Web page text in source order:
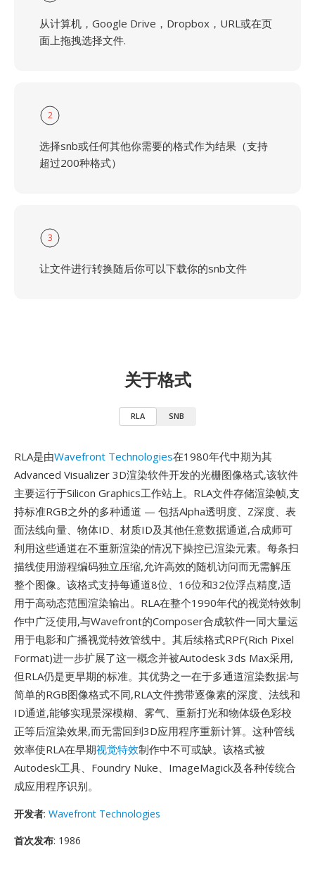
从计算机，Google Drive，Dropbox，URL或在页
面上拖拽选择文件.
2
选择snb或任何其他你需要的格式作为结果（支持
超过200种格式）
3
让文件进行转换随后你可以下载你的snb文件
关于格式
RLA SNB
RLA是由Wavefront Technologies在1980年代中期为其
Advanced Visualizer 3D渲染软件开发的光栅图像格式,该软件
主要运行于Silicon Graphics工作站上。RLA文件存储渲染帧,支
持标准RGB之外的多种通道 — 包括Alpha透明度、Z深度、表
面法线向量、物体ID、材质ID及其他任意数据通道,合成师可
利用这些通道在不重新渲染的情况下操控已渲染元素。每条扫
描线使用游程编码独立压缩,允许高效的随机访问而无需解压
整个图像。该格式支持每通道8位、16位和32位浮点精度,适
用于高动态范围渲染输出。RLA在整个1990年代的视觉特效制
作中广泛使用,与Wavefront的Composer合成软件一同大量运
用于电影和广播视觉特效管线中。其后续格式RPF(Rich Pixel
Format)进一步扩展了这一概念并被Autodesk 3ds Max采用,
但RLA仍是更早期的标准。其优势之一在于多通道渲染数据:与
简单的RGB图像格式不同,RLA文件携带逐像素的深度、法线和
ID通道,能够实现景深模糊、雾气、重新打光和物体级色彩校
正等后渲染效果,而无需回到3D应用程序重新计算。这种管线
效率使RLA在早期视觉特效制作中不可或缺。该格式被
Autodesk工具、Foundry Nuke、ImageMagick及各种传统合
成应用程序识别。
开发者: Wavefront Technologies
首次发布: 1986